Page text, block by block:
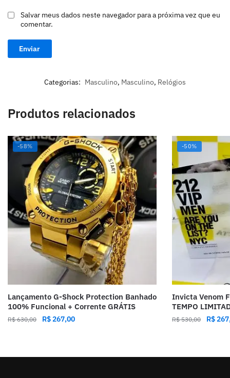
Salvar meus dados neste navegador para a próxima vez que eu
comentar.
Categorias: Masculino, Masculino, Relógios
Produtos relacionados
-58%
Lançamento G-Shock Protection Banhado
100% Funcional + Corrente GRÁTIS
R$630,00 R$267,00
-50%
Invicta Venom
TEMPO
R$530,00 R$